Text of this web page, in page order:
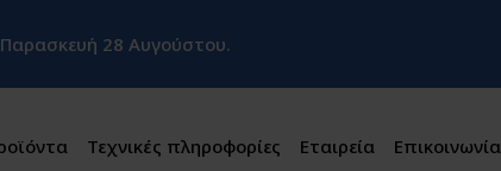
28 Αυγούστου.
Τεχνικές πληροφορίες Εταιρεία Επικοινωνία